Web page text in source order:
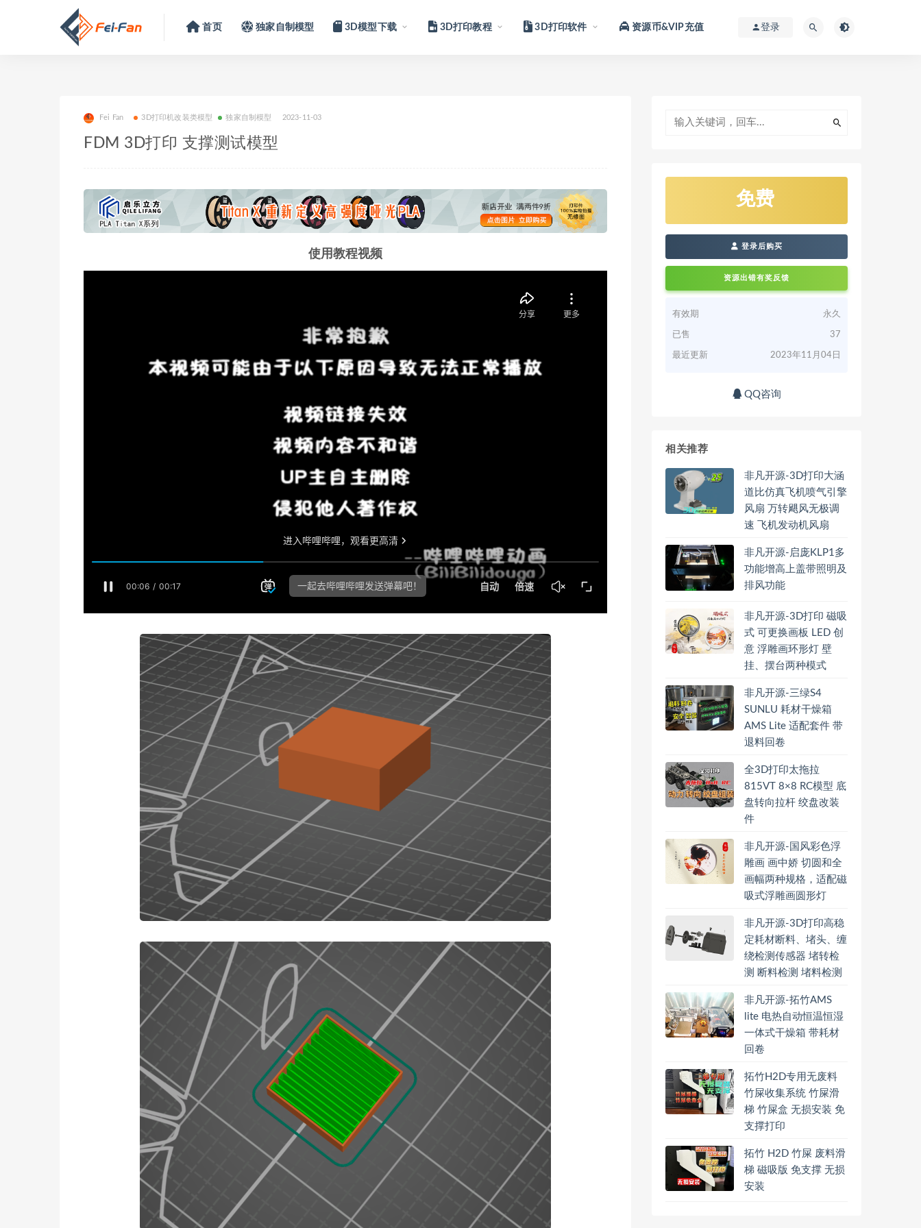
首页 独家自制模型 3D模型下载 3D打印教程 3D打印软件 资源币&VIP充值 登录
Fei Fan 3D打印机改装类模型 独家自制模型 2023-11-03
FDM 3D打印 支撑测试模型
使用教程视频
免费
登录后购买
资源出错有奖反馈
有效期 永久
已售 37
最近更新 2023年11月04日
QQ咨询
相关推荐
非凡开源-3D打印大涵
道比仿真飞机喷气引擎
风扇 万转飓风无极调
速 飞机发动机风扇
非凡开源-启庞KLP1多
功能增高上盖带照明及
排风功能
非凡开源-3D打印 磁吸
式 可更换画板 LED 创
意 浮雕画环形灯 壁
挂、摆台两种模式
非凡开源-三绿S4
SUNLU 耗材干燥箱
AMS Lite 适配套件 带
退料回卷
全3D打印太拖拉
815VT 8×8 RC模型 底
盘转向拉杆 绞盘改装
件
非凡开源-国风彩色浮
雕画 画中娇 切圆和全
画幅两种规格，适配磁
吸式浮雕画圆形灯
非凡开源-3D打印高稳
定耗材断料、堵头、缠
绕检测传感器 堵转检
测 断料检测 堵料检测
非凡开源-拓竹AMS
lite 电热自动恒温恒湿
一体式干燥箱 带耗材
回卷
拓竹H2D专用无废料
竹屎收集系统 竹屎滑
梯 竹屎盒 无损安装 免
支撑打印
拓竹 H2D 竹屎 废料滑
梯 磁吸版 免支撑 无损
安装